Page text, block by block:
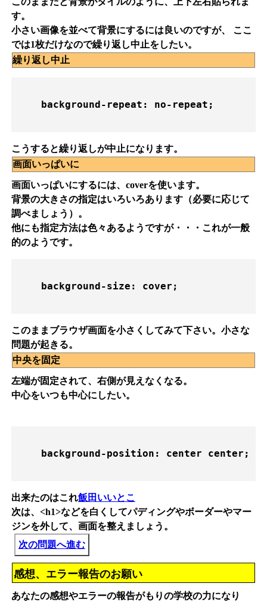
す。
小さい画像を並べて背景にするには良いのですが、 ここ
では1枚だけなので繰り返し中止をしたい。
繰り返し中止
    background-repeat: no-repeat;
こうすると繰り返しが中止になります。
画面いっぱいに
画面いっぱいにするには、coverを使います。
背景の大きさの指定はいろいろあります（必要に応じて
調べましょう）。
他にも指定方法は色々あるようですが・・・これが一般
的のようです。
    background-size: cover;
このままブラウザ画面を小さくしてみて下さい。小さな
問題が起きる。
中央を固定
左端が固定されて、右側が見えなくなる。
中心をいつも中心にしたい。
    background-position: center center;
出来たのはこれ飯田いいとこ
次は、<h1>などを白くしてパディングやボーダーやマー
ジンを外して、画面を整えましょう。
次の問題へ進む
感想、エラー報告のお願い
あなたの感想やエラーの報告がもりの学校の力になり